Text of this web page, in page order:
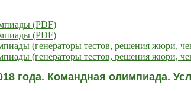
(PDF)
(PDF)
(генераторы тестов, решения жюри,
(генераторы тестов, решения жюри,
года. Командная олимпиада.